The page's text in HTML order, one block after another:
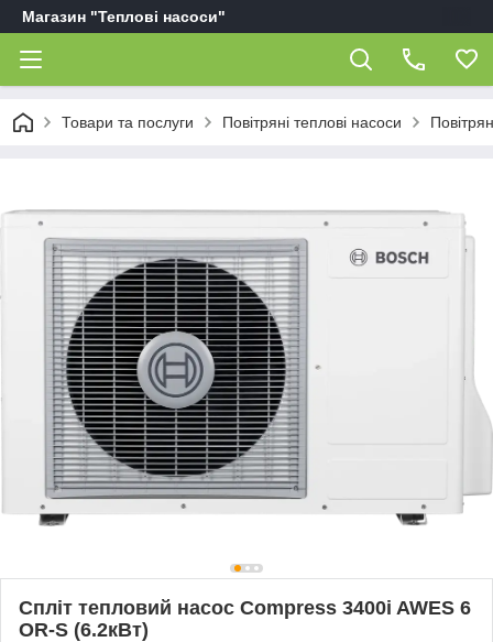
Магазин "Теплові насоси"
Товари та послуги Повітряні теплові насоси
Спліт тепловий насос Compress 3400i AWЕS 6
OR-S (6.2кВт)